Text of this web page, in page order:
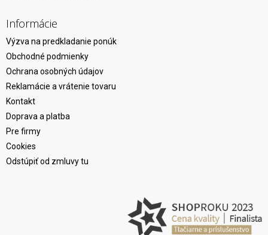
Informácie
Výzva na predkladanie ponúk
Obchodné podmienky
Ochrana osobných údajov
Reklamácie a vrátenie tovaru
Kontakt
Doprava a platba
Pre firmy
Cookies
Odstúpiť od zmluvy tu